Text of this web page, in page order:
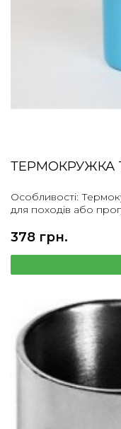
ТЕРМОКРУЖКА
Особливості:
для походів або
378 грн.